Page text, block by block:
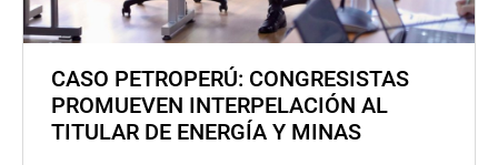
CASO PETROPERÚ: CONGRESISTAS
PROMUEVEN INTERPELACIÓN AL
TITULAR DE ENERGÍA Y MINAS